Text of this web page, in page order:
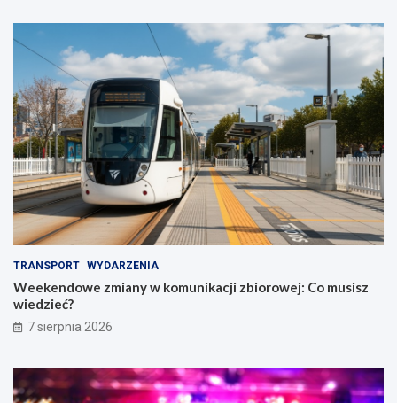
TRANSPORT WYDARZENIA
Weekendowe zmiany w komunikacji zbiorowej: Co musisz
wiedzieć?
7 sierpnia 2026